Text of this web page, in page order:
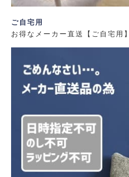
ご自宅用
お得なメーカー直送【ご自宅用】